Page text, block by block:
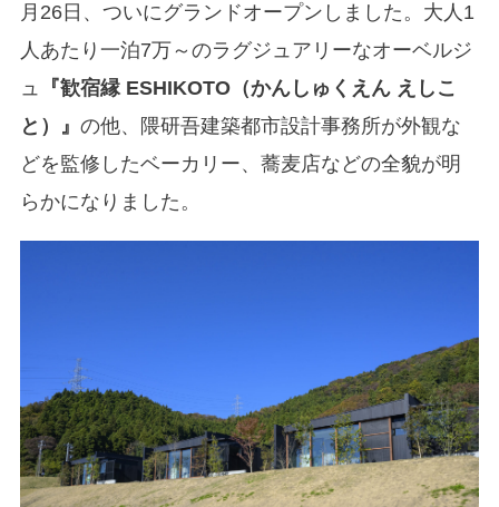
月26日、ついにグランドオープンしました。大人1
人あたり一泊7万～のラグジュアリーなオーベルジ
ュ 『歓宿縁 ESHIKOTO（かんしゅくえん えしこ
と）』 の他、隈研吾建築都市設計事務所が外観な
どを監修したベーカリー、蕎麦店などの全貌が明
らかになりました。